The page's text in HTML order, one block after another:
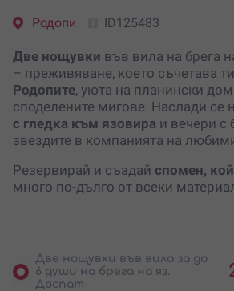
Родопи ID125483
Две нощувки във вила на брега
– преживяване, което съчетава
Родопите, уюта на планински
споделените мигове. Наслади се
с гледка към язовира и вечери с
звездите в компанията на
Резервирай и създай спомен,
много по-дълго от всеки
Две нощувки във вила за до
6 души на брега на яз.
Доспат